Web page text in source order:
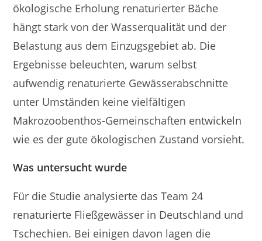
ökologische Erholung renaturierter Bäche
hängt stark von der Wasserqualität und der
Belastung aus dem Einzugsgebiet ab. Die
Ergebnisse beleuchten, warum selbst
aufwendig renaturierte Gewässerabschnitte
unter Umständen keine vielfältigen
Makrozoobenthos-Gemeinschaften entwickeln
wie es der gute ökologischen Zustand vorsieht.
Was untersucht wurde
Für die Studie analysierte das Team 24
renaturierte Fließgewässer in Deutschland und
Tschechien. Bei einigen davon lagen die